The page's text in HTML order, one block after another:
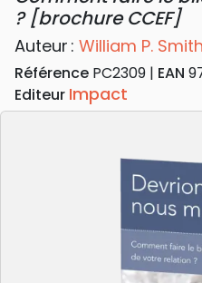
? [brochure CCEF]
Auteur : William P. Smith
Référence PC2309 EAN
Editeur Impact